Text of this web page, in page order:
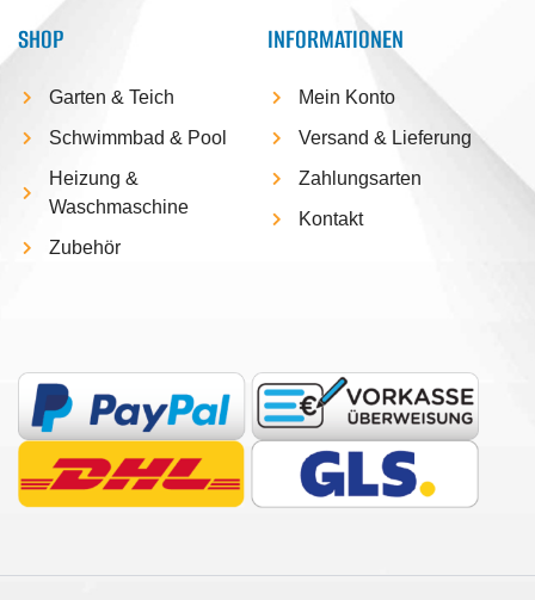
SHOP
Garten & Teich
Schwimmbad & Pool
Heizung &
Waschmaschine
Zubehör
INFORMATIONEN
Mein Konto
Versand & Lieferung
Zahlungsarten
Kontakt